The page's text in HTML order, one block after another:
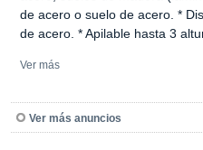
de acero o suelo de acero. *
de acero. * Apilable hasta 3
Ver más
Ver más anuncios